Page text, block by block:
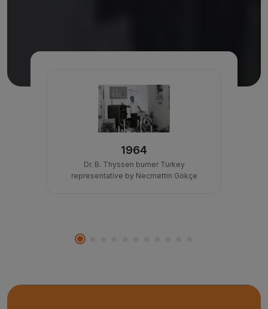
1964
Dr. B. Thyssen burner Turkey
representative by Necmettin Gökçe